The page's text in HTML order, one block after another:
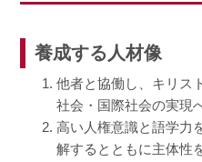
養成する人材像
他者と協働し、キリス
社会・国際社会の実現
高い人権意識と語学力
解するとともに主体性